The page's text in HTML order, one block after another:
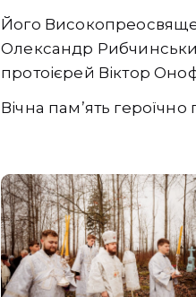
Його
Олександр
протоієрей Віктор
Вічна пам’ять